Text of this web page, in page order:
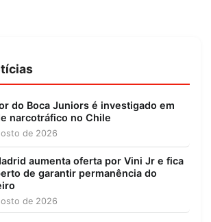
do Boca Juniors é investigado em
narcotráfico no Chile
de 2026
aumenta oferta por Vini Jr e fica
de garantir permanência do
de 2026